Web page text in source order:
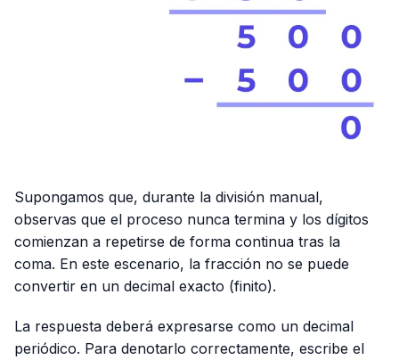
Supongamos que, durante la división manual,
observas que el proceso nunca termina y los dígitos
comienzan a repetirse de forma continua tras la
coma. En este escenario, la fracción no se puede
convertir en un decimal exacto (finito).
La respuesta deberá expresarse como un decimal
periódico. Para denotarlo correctamente, escribe el